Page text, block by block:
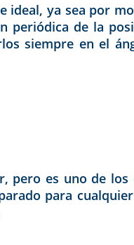
ideal, ya sea por
de la
siempre en el
pero es uno de
para